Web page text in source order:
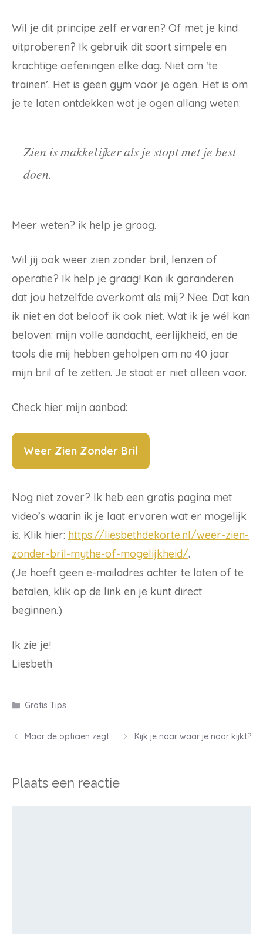
Wil je dit principe zelf ervaren? Of met je kind
uitproberen? Ik gebruik dit soort simpele en
krachtige oefeningen elke dag. Niet om ‘te
trainen’. Het is geen gym voor je ogen. Het is om
je te laten ontdekken wat je ogen allang weten:
Zien is makkelijker als je stopt met je best
doen.
Meer weten? ik help je graag.
Wil jij ook weer zien zonder bril, lenzen of
operatie? Ik help je graag! Kan ik garanderen
dat jou hetzelfde overkomt als mij? Nee. Dat kan
ik niet en dat beloof ik ook niet. Wat ik je wél kan
beloven: mijn volle aandacht, eerlijkheid, en de
tools die mij hebben geholpen om na 40 jaar
mijn bril af te zetten. Je staat er niet alleen voor.
Check hier mijn aanbod:
Weer Zien Zonder Bril
Nog niet zover? Ik heb een gratis pagina met
video’s waarin ik je laat ervaren wat er mogelijk
is. Klik hier: https://liesbethdekorte.nl/weer-zien-
zonder-bril-mythe-of-mogelijkheid/.
(Je hoeft geen e-mailadres achter te laten of te
betalen, klik op de link en je kunt direct
beginnen.)
Ik zie je!
Liesbeth
Categorieën
Gratis Tips
PostMaar de opticien zegt… Kijk je naar waar je naar kijkt?
Plaats een reactie